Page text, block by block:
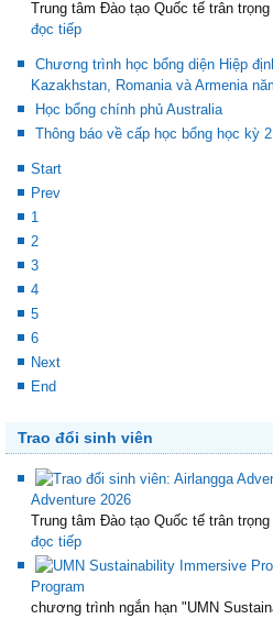
Trung tâm Đào tạo Quốc tế trân
đọc tiếp
Chương trình học bổng diện Hiệp
Kazakhstan, Romania và Armenia
Học bổng chính phủ Australia
Thông báo về cấp học bổng học kỳ
Start
Prev
1
2
3
4
5
6
Next
End
Trao đổi sinh viên
Adventure 2026
Trung tâm Đào tạo Quốc tế trân
đọc tiếp
Program
chương trình ngắn hạn "UMN